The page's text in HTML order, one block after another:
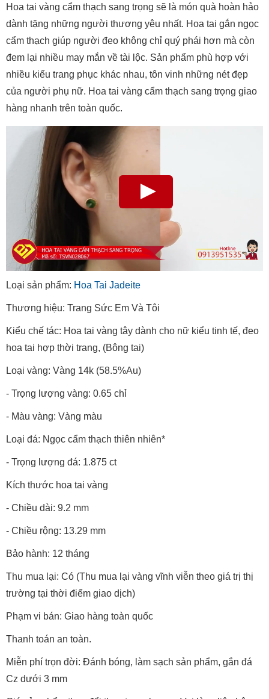
Hoa tai vàng cẩm thạch sang trọng sẽ là món quà hoàn hảo
dành tặng những người thương yêu nhất. Hoa tai gắn ngọc
cẩm thạch giúp người đeo không chỉ quý phái hơn mà còn
đem lại nhiều may mắn về tài lộc. Sản phẩm phù hợp với
nhiều kiểu trang phục khác nhau, tôn vinh những nét đẹp
của người phụ nữ. Hoa tai vàng cẩm thạch sang trọng giao
hàng nhanh trên toàn quốc.
Loại sản phẩm: Hoa Tai Jadeite
Thương hiệu: Trang Sức Em Và Tôi
Kiểu chế tác: Hoa tai vàng tây dành cho nữ kiểu tinh tế, đeo
hoa tai hợp thời trang, (Bông tai)
Loại vàng: Vàng 14k (58.5%Au)
- Trọng lượng vàng: 0.65 chỉ
- Màu vàng: Vàng màu
Loại đá: Ngọc cẩm thạch thiên nhiên*
- Trọng lượng đá: 1.875 ct
Kích thước hoa tai vàng
- Chiều dài: 9.2 mm
- Chiều rộng: 13.29 mm
Bảo hành: 12 tháng
Thu mua lại: Có (Thu mua lại vàng vĩnh viễn theo giá trị thị
trường tại thời điểm giao dịch)
Phạm vi bán: Giao hàng toàn quốc
Thanh toán an toàn.
Miễn phí trọn đời: Đánh bóng, làm sạch sản phẩm, gắn đá
Cz dưới 3 mm